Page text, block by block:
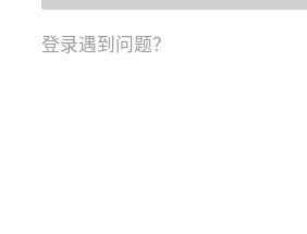
登录遇到问题？